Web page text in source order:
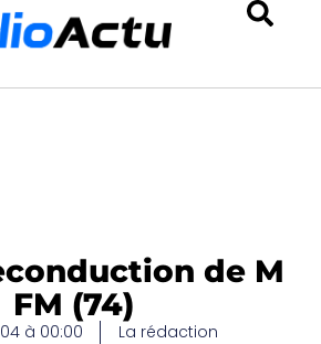
de M
FM (74)
à 00:00 La rédaction